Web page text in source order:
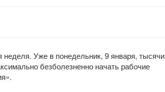
неделя. Уже в понедельник, 9 января, тысячи
безболезненно начать рабочие